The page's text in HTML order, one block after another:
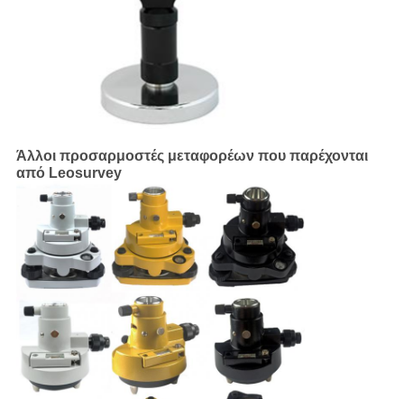
Άλλοι προσαρμοστές μεταφορέων που παρέχονται
από Leosurvey